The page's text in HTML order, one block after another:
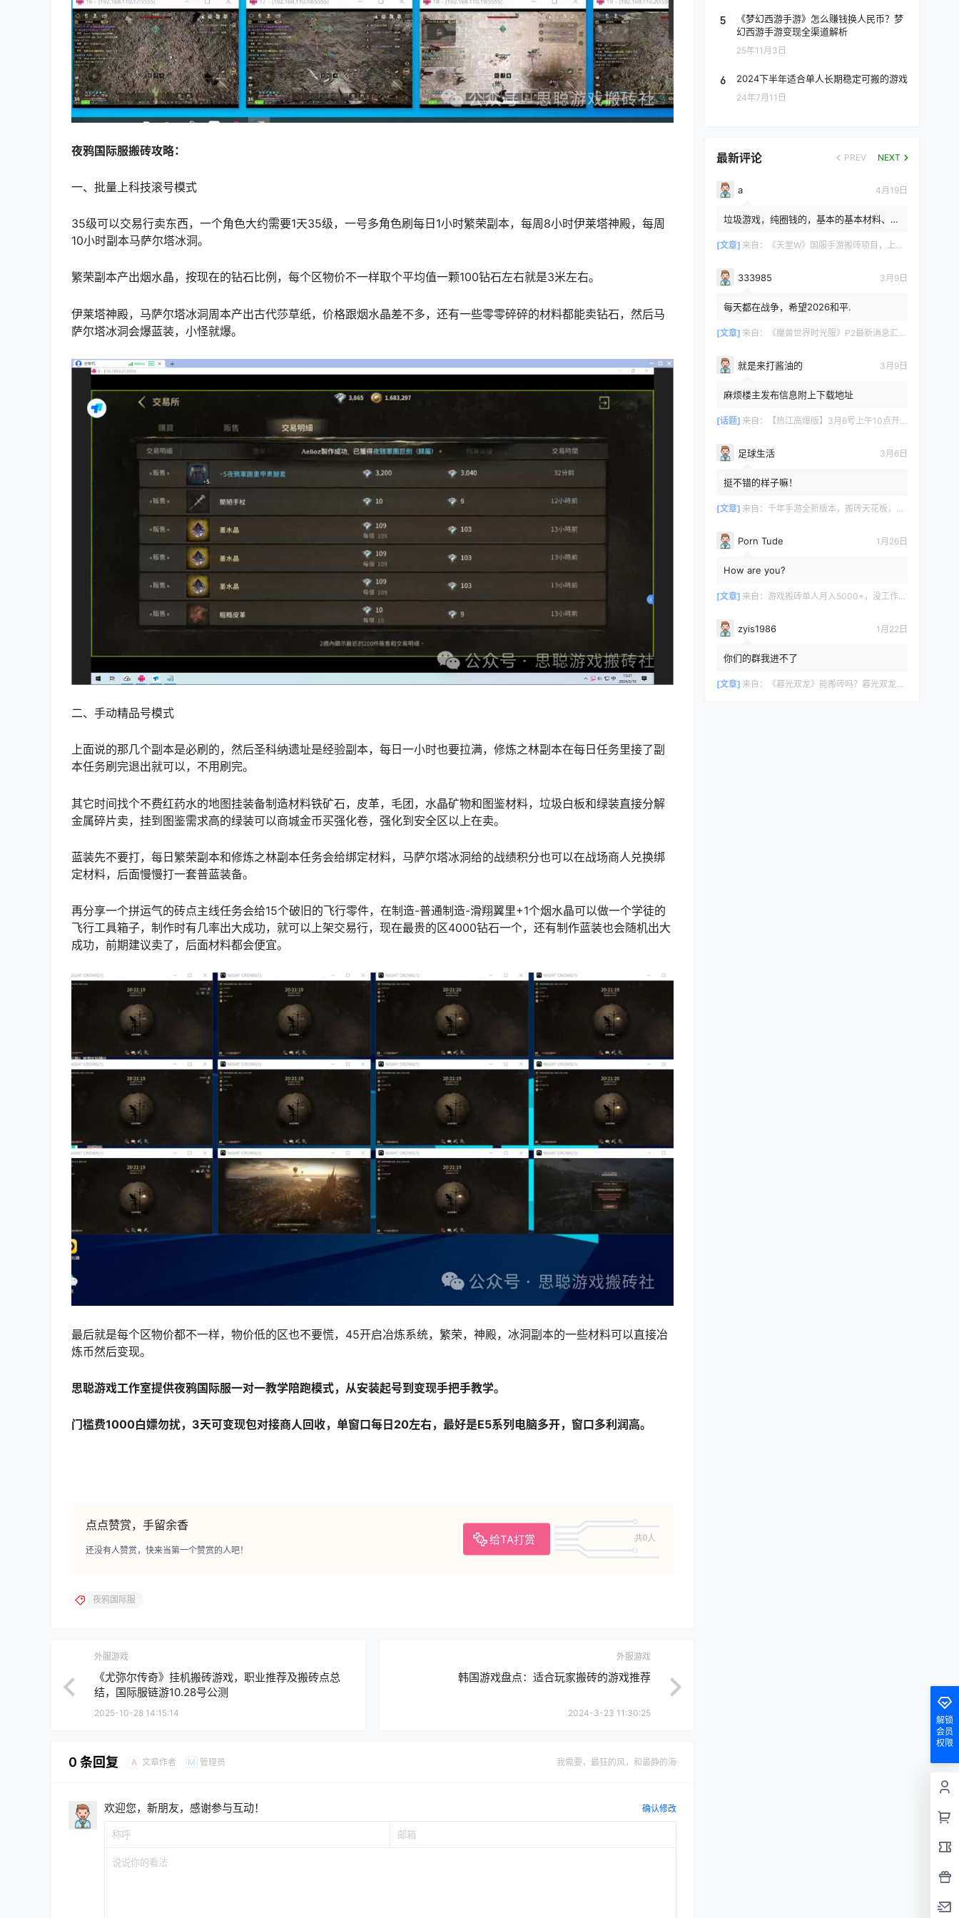
夜鸦国际服搬砖攻略：
一、批量上科技滚号模式
35级可以交易行卖东西，一个角色大约需要1天35级，一号多角色刷每日1小时繁荣副本，每周8小时伊莱塔神殿，每周
10小时副本马萨尔塔冰洞。
繁荣副本产出烟水晶，按现在的钻石比例，每个区物价不一样取个平均值一颗100钻石左右就是3米左右。
伊莱塔神殿，马萨尔塔冰洞周本产出古代莎草纸，价格跟烟水晶差不多，还有一些零零碎碎的材料都能卖钻石，然后马
萨尔塔冰洞会爆蓝装，小怪就爆。
二、手动精品号模式
上面说的那几个副本是必刷的，然后圣科纳遗址是经验副本，每日一小时也要拉满，修炼之林副本在每日任务里接了副
本任务刷完退出就可以，不用刷完。
其它时间找个不费红药水的地图挂装备制造材料铁矿石，皮革，毛团，水晶矿物和图鉴材料，垃圾白板和绿装直接分解
金属碎片卖，挂到图鉴需求高的绿装可以商城金币买强化卷，强化到安全区以上在卖。
蓝装先不要打，每日繁荣副本和修炼之林副本任务会给绑定材料，马萨尔塔冰洞给的战绩积分也可以在战场商人兑换绑
定材料，后面慢慢打一套普蓝装备。
再分享一个拼运气的砖点主线任务会给15个破旧的飞行零件，在制造-普通制造-滑翔翼里+1个烟水晶可以做一个学徒的
飞行工具箱子，制作时有几率出大成功，就可以上架交易行，现在最贵的区4000钻石一个，还有制作蓝装也会随机出大
成功，前期建议卖了，后面材料都会便宜。
最后就是每个区物价都不一样，物价低的区也不要慌，45开启冶炼系统，繁荣，神殿，冰洞副本的一些材料可以直接冶
炼币然后变现。
思聪游戏工作室提供夜鸦国际服一对一教学陪跑模式，从安装起号到变现手把手教学。
门槛费1000白嫖勿扰，3天可变现包对接商人回收，单窗口每日20左右，最好是E5系列电脑多开，窗口多利润高。
点点赞赏，手留余香
给TA打赏 共0人
还没有人赞赏，快来当第一个赞赏的人吧！
夜鸦国际服
外服游戏
《尤弥尔传奇》挂机搬砖游戏，职业推荐及搬砖点总
结，国际服链游10.28号公测
2025-10-28 14:15:14
外服游戏
韩国游戏盘点：适合玩家搬砖的游戏推荐
2024-3-23 11:30:25
0 条回复 A 文章作者 M 管理员 我需要，最狂的风，和最静的海
欢迎您，新朋友，感谢参与互动！ 确认修改
5
《梦幻西游手游》怎么赚钱换人民币？梦
幻西游手游变现全渠道解析
25年11月3日
6 2024下半年适合单人长期稳定可搬的游戏
24年7月11日
最新评论 PREV NEXT
a 4月19日
垃圾游戏，纯圈钱的，基本的基本材料、白
浪费电费，就跟别说绿...
[文章] 来自： 《天堂W》国服手游搬砖项目，上手简单稳定吃肉，适合长期搬砖！
333985 3月9日
每天都在战争，希望2026和平.
[文章] 来自： 《魔兽世界时光服》P2最新消息汇总，九大硬核干货速报
就是来打酱油的 3月9日
麻烦楼主发布信息附上下载地址
[话题] 来自： 【热江高爆版】3月6号上午10点开服
足球生活 3月6日
挺不错的样子嘛！
[文章] 来自： 千年手游全新版本，搬砖天花板，闭着眼都能赚！
Porn Tude 1月26日
How are you?
[文章] 来自： 游戏搬砖单人月入5000+，没工作在家一个人就能做
zyis1986 1月22日
你们的群我进不了
[文章] 来自： 《暮光双龙》能搬砖吗？暮光双龙搬砖攻略教程
解锁
会员
权限